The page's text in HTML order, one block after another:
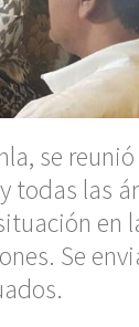
se
todas las
en
Se